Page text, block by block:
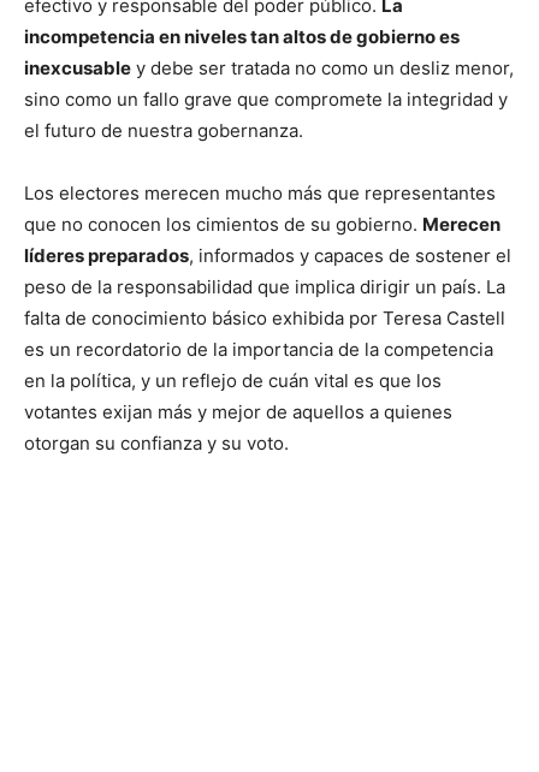
efectivo y responsable del poder público. La
incompetencia en niveles tan altos de gobierno es
inexcusable y debe ser tratada no como un desliz menor,
sino como un fallo grave que compromete la integridad y
el futuro de nuestra gobernanza.
Los electores merecen mucho más que representantes
que no conocen los cimientos de su gobierno. Merecen
líderes preparados, informados y capaces de sostener el
peso de la responsabilidad que implica dirigir un país. La
falta de conocimiento básico exhibida por Teresa Castell
es un recordatorio de la importancia de la competencia
en la política, y un reflejo de cuán vital es que los
votantes exijan más y mejor de aquellos a quienes
otorgan su confianza y su voto.